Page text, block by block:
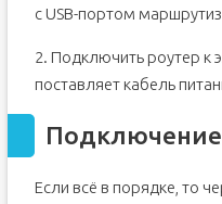
Заключение
с USB-портом
2. Подключить роутер к
поставляет кабель
Подключение
Если всё в порядке, то